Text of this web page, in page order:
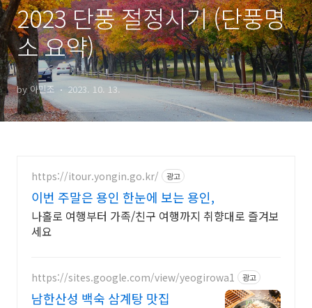
2023 단풍 절정시기 (단풍명
소 요약)
by 아민조 2023. 10. 13.
https://itour.yongin.go.kr/ 광고
이번 주말은 용인 한눈에 보는 용인,
나홀로 여행부터 가족/친구 여행까지 취향대로 즐겨보
세요
https://sites.google.com/view/yeogirowa1 광고
남한산성 백숙 삼계탕 맛집